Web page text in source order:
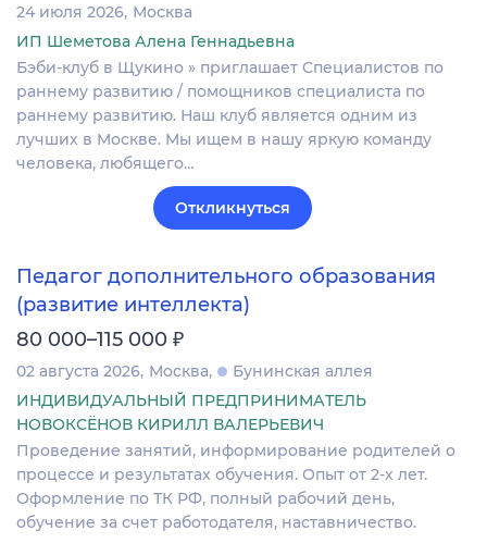
24 июля 2026 Москва
ИП Шеметова Алена Геннадьевна
Бэби-клуб в Щукино » приглашает Cпециалистов по
раннему развитию / помощников специалиста по
раннему развитию. Наш клуб является одним из
лучших в Москве. Мы ищем в нашу яркую команду
человека, любящего…
Откликнуться
Педагог дополнительного образования
(развитие интеллекта)
80 000–115 000 ₽
02 августа 2026 Москва
Бунинская аллея
ИНДИВИДУАЛЬНЫЙ ПРЕДПРИНИМАТЕЛЬ
НОВОКСЁНОВ КИРИЛЛ ВАЛЕРЬЕВИЧ
Проведение занятий, информирование родителей о
процессе и результатах обучения. Опыт от 2-х лет.
Оформление по ТК РФ, полный рабочий день,
обучение за счет работодателя, наставничество.